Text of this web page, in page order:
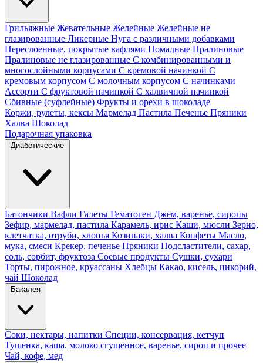
Грильяжные Жевательные Желейные Желейные не
глазированные Ликерные Нуга с различными добавками
Переслоенные, покрытые вафлями Помадные Пралиновые
Пралиновые не глазированные С комбинированными и
многослойными корпусами С кремовой начинкой С
кремовым корпусом С молочным корпусом С начинками
Ассорти С фруктовой начинкой С халвичной начинкой
Сбивные (суфлейные) Фрукты и орехи в шоколаде
Коржи, рулеты, кексы Мармелад Пастила Печенье Пряники
Халва Шоколад
Подарочная упаковка
Диабетические
Батончики Вафли Галеты Гематоген Джем, варенье, сиропы
Зефир, мармелад, пастила Карамель, ирис Каши, мюсли Зерно,
клетчатка, отруби, хлопья Козинаки, халва Конфеты Масло,
мука, смеси Крекер, печенье Пряники Подсластители, сахар,
соль, сорбит, фруктоза Соевые продукты Сушки, сухари
Торты, пирожное, круассаны Хлебцы Какао, кисель, цикорий,
чай Шоколад
Бакалея
Соки, нектары, напитки Специи, консервация, кетчуп
Тушенка, каша, молоко сгущенное, варенье, сироп и прочее
Чай, кофе, мед